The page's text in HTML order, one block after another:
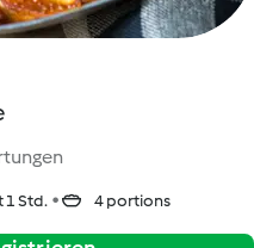
1 Std. 4 portions